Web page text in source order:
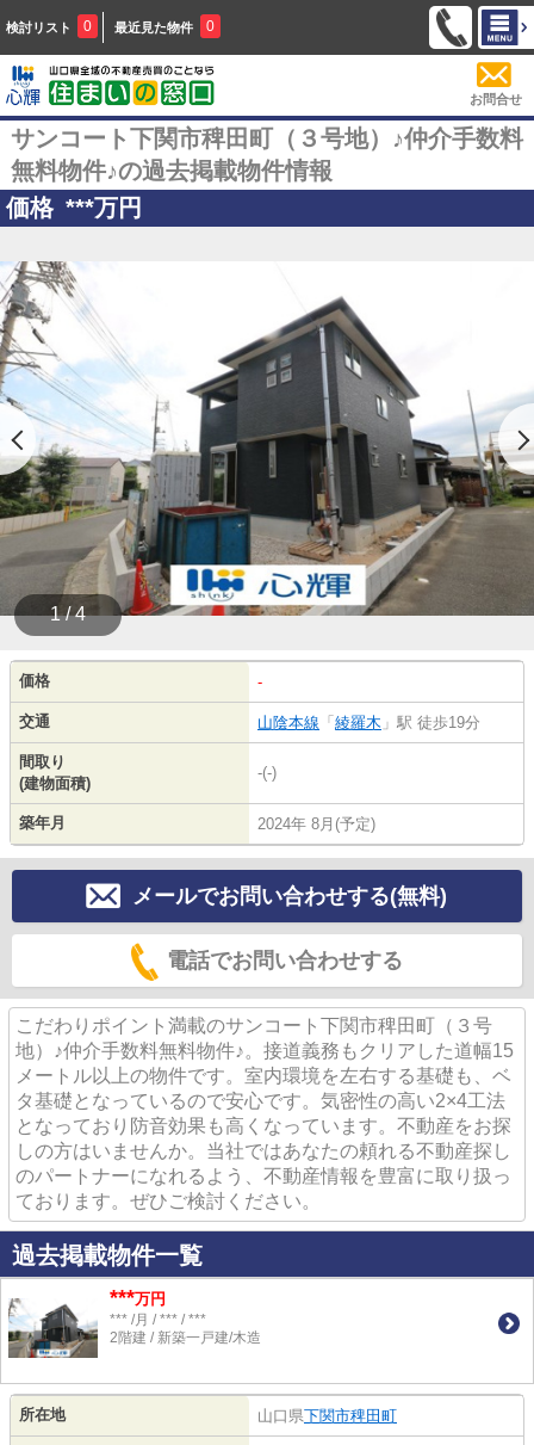
検討リスト 0 最近見た物件 0
お問合せ
サンコート下関市稗田町（３号地）♪仲介手数料
無料物件♪の過去掲載物件情報
価格 ***万円
1 / 4
価格 -
交通 山陰本線 「 綾羅木 」駅 徒歩19分
間取り
(建物面積)
-(-)
築年月 2024年 8月(予定)
メールでお問い合わせする(無料)
電話でお問い合わせする
こだわりポイント満載のサンコート下関市稗田町（３号
地）♪仲介手数料無料物件♪。接道義務もクリアした道幅15
メートル以上の物件です。室内環境を左右する基礎も、ベ
タ基礎となっているので安心です。気密性の高い2×4工法
となっており防音効果も高くなっています。不動産をお探
しの方はいませんか。当社ではあなたの頼れる不動産探し
のパートナーになれるよう、不動産情報を豊富に取り扱っ
ております。ぜひご検討ください。
過去掲載物件一覧
***万円
*** /月 / *** / ***
2階建 / 新築一戸建/木造
所在地 山口県下関市稗田町